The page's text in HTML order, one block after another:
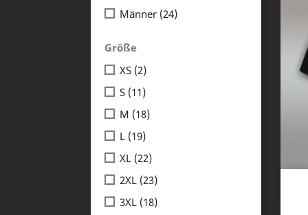
Männer (24)
Größe
XS (2)
S (11)
M (18)
L (19)
XL (22)
2XL (23)
3XL (18)